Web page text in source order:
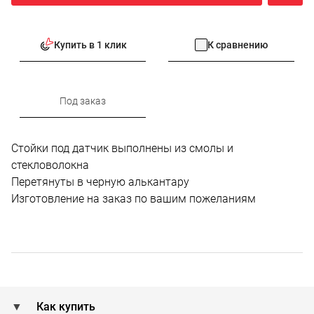
Купить в 1 клик К сравнению
Под заказ
Стойки под датчик выполнены из смолы и
стекловолокна
Перетянуты в черную алькантару
Изготовление на заказ по вашим пожеланиям
Как купить